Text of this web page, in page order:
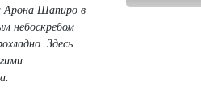
Арона Шапиро в
небоскребом
Здесь